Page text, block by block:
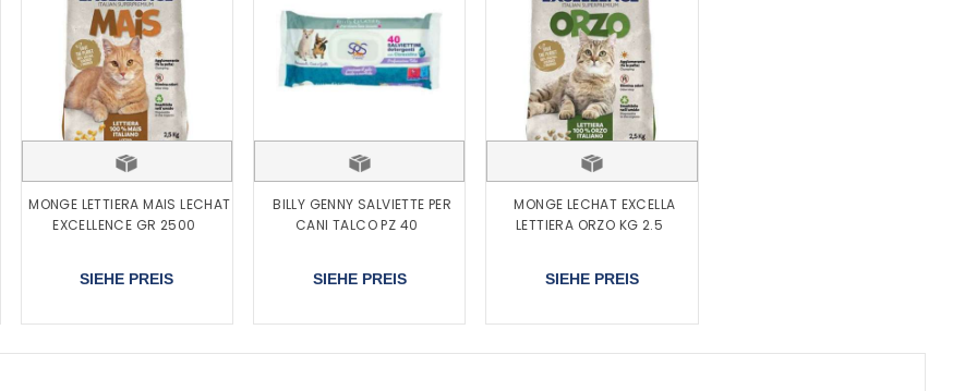
MONGE LETTIERA MAIS LECHAT
EXCELLENCE GR 2500
SIEHE PREIS
BILLY GENNY SALVIETTE PER
CANI TALCO PZ 40
SIEHE PREIS
MONGE LECHAT EXCELLA
LETTIERA ORZO KG 2.5
SIEHE PREIS